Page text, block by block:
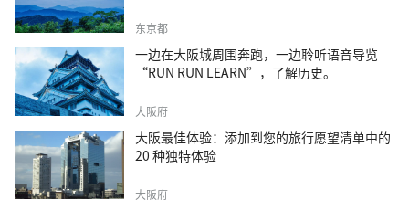
东京都
一边在大阪城周围奔跑，一边聆听语音导览
“RUN RUN LEARN”，了解历史。
大阪府
大阪最佳体验：添加到您的旅行愿望清单中的
20 种独特体验
大阪府